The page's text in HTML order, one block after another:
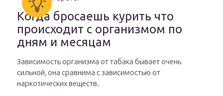
Когда бросаешь курить что
происходит с организмом по
дням и месяцам
Зависимость организма от табака бывает очень
сильной, она сравнима с зависимостью от
наркотических веществ.